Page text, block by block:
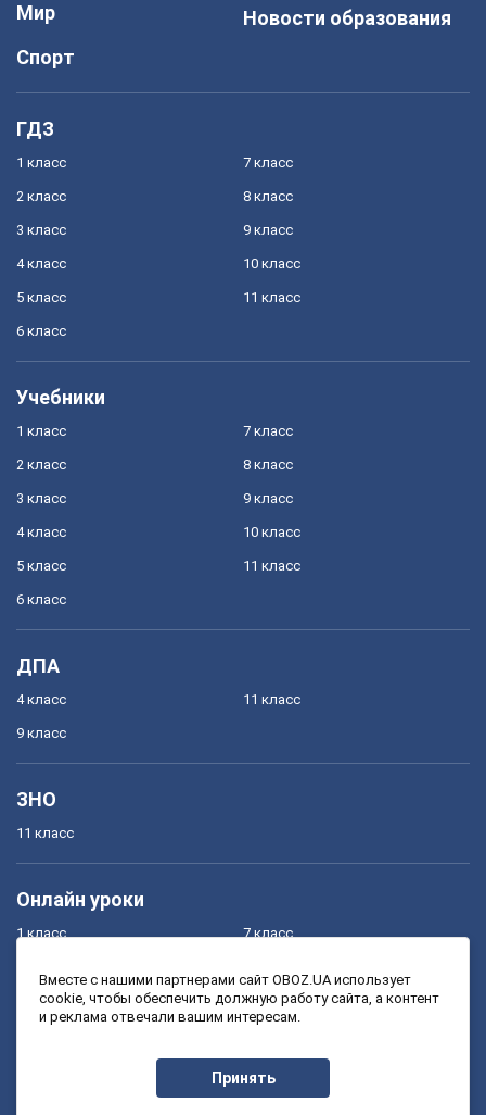
Мир
Спорт
Новости образования
ГДЗ
1 класс
2 класс
3 класс
4 класс
5 класс
6 класс
7 класс
8 класс
9 класс
10 класс
11 класс
Учебники
1 класс
2 класс
3 класс
4 класс
5 класс
6 класс
7 класс
8 класс
9 класс
10 класс
11 класс
ДПА
4 класс
9 класс
11 класс
ЗНО
11 класс
Онлайн уроки
1 класс
3 класс
7 класс
9 класс
Вместе с нашими партнерами сайт OBOZ.UA использует
cookie, чтобы обеспечить должную работу сайта, а контент
и реклама отвечали вашим интересам.
Принять